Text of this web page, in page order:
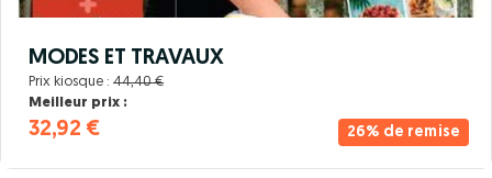
26% de remise
MODES ET TRAVAUX
Prix kiosque : 44,40 €
Meilleur prix :
32,92 €